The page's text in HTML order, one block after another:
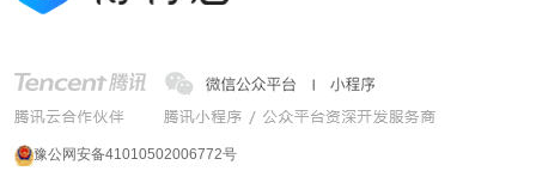
豫公网安备41010502006772号